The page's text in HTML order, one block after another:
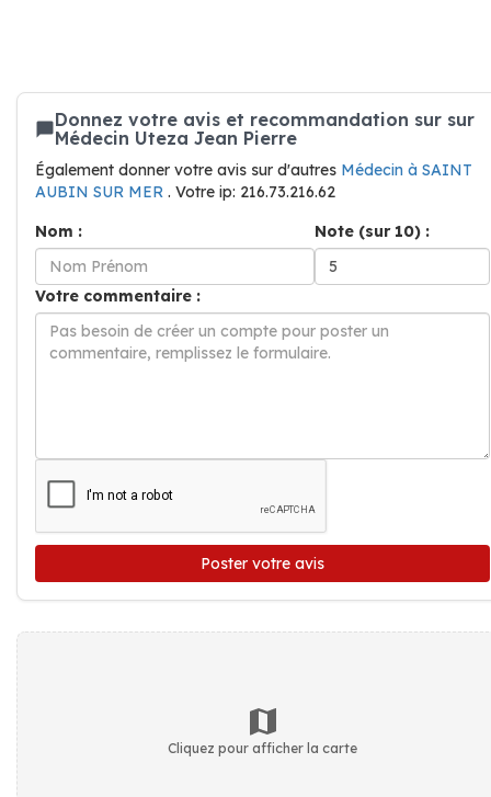
Donnez votre avis et recommandation sur sur
Médecin Uteza Jean Pierre
Également donner votre avis sur d'autres Médecin à SAINT
AUBIN SUR MER . Votre ip: 216.73.216.62
Nom :
Note (sur 10) :
Votre commentaire :
Poster votre avis
Cliquez pour afficher la carte